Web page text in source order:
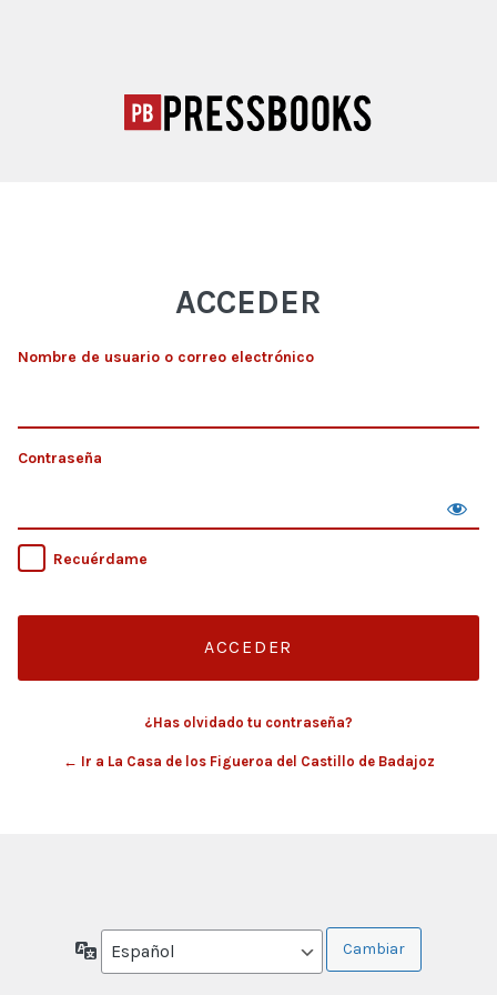
ACCEDER
Nombre de usuario o correo electrónico
Contraseña
Recuérdame
¿Has olvidado tu contraseña?
← Ir a La Casa de los Figueroa del Castillo de Badajoz
Idioma